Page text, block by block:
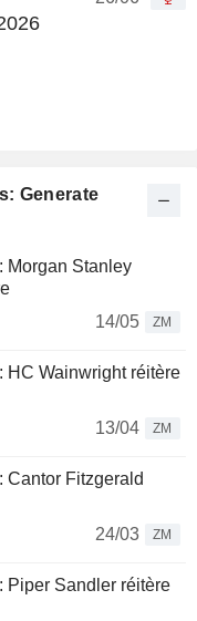
Generate
Morgan Stanley
14/05
ZM
HC Wainwright réitère
13/04
ZM
Cantor Fitzgerald
24/03
ZM
Piper Sandler réitère